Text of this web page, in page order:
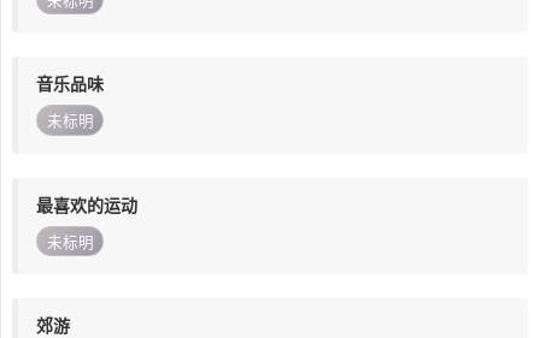
音乐品味
未标明
最喜欢的运动
未标明
郊游